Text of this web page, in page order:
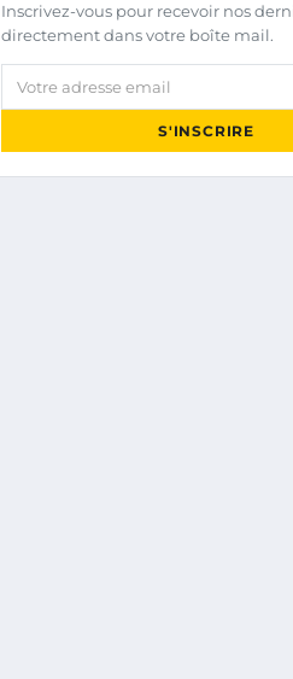
Inscrivez-vous pour recevoir nos
directement dans votre boîte mail.
Votre adresse email
S'INSCRIRE